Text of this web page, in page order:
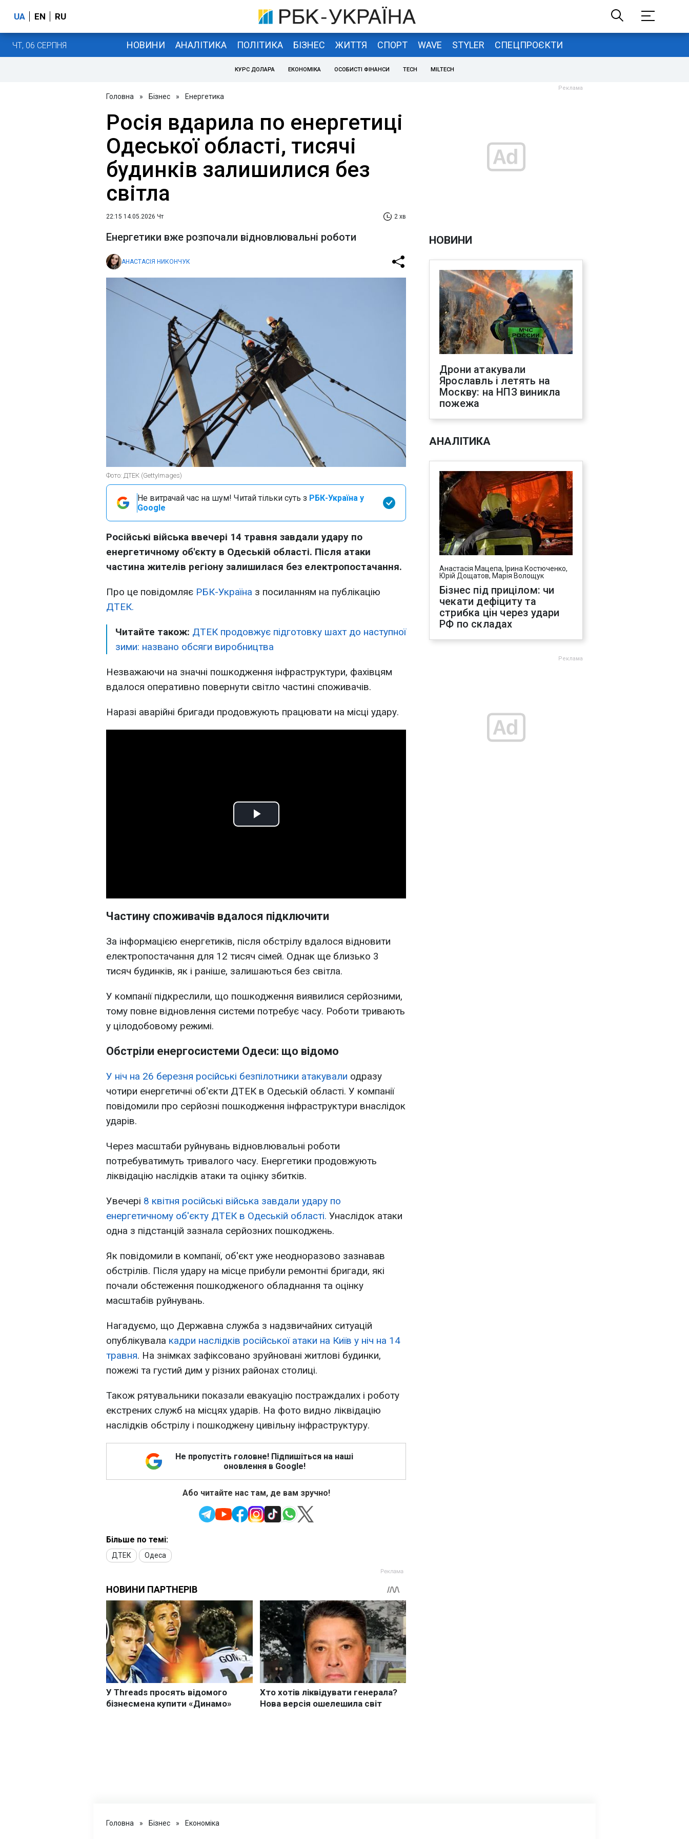
UA EN RU
ЧТ, 06 СЕРПНЯ НОВИНИ АНАЛІТИКА ПОЛІТИКА БІЗНЕС ЖИТТЯ СПОРТ WAVE STYLER СПЕЦПРОЄКТИ
КУРС ДОЛАРА ЕКОНОМІКА ОСОБИСТІ ФІНАНСИ TECH MILTECH
Головна » Бізнес » Енергетика
Росія вдарила по енергетиці
Одеської області, тисячі
будинків залишилися без
світла
22:15 14.05.2026 Чт 2 хв
Енергетики вже розпочали відновлювальні роботи
АНАСТАСІЯ НИКОНЧУК
Фото: ДТЕК (GettyImages)
Не витрачай час на шум! Читай тільки суть з РБК-Україна у
Google
Російські війська ввечері 14 травня завдали удару по
енергетичному об'єкту в Одеській області. Після атаки
частина жителів регіону залишилася без електропостачання.
Про це повідомляє РБК-Україна з посиланням на публікацію
ДТЕК.
Читайте також: ДТЕК продовжує підготовку шахт до наступної
зими: названо обсяги виробництва
Незважаючи на значні пошкодження інфраструктури, фахівцям
вдалося оперативно повернути світло частині споживачів.
Наразі аварійні бригади продовжують працювати на місці удару.
Play
Частину споживачів вдалося підключити
За інформацією енергетиків, після обстрілу вдалося відновити
електропостачання для 12 тисяч сімей. Однак ще близько 3
тисяч будинків, як і раніше, залишаються без світла.
У компанії підкреслили, що пошкодження виявилися серйозними,
тому повне відновлення системи потребує часу. Роботи тривають
у цілодобовому режимі.
Обстріли енергосистеми Одеси: що відомо
У ніч на 26 березня російські безпілотники атакували одразу
чотири енергетичні об'єкти ДТЕК в Одеській області. У компанії
повідомили про серйозні пошкодження інфраструктури внаслідок
ударів.
Через масштаби руйнувань відновлювальні роботи
потребуватимуть тривалого часу. Енергетики продовжують
ліквідацію наслідків атаки та оцінку збитків.
Увечері 8 квітня російські війська завдали удару по
енергетичному об'єкту ДТЕК в Одеській області. Унаслідок атаки
одна з підстанцій зазнала серйозних пошкоджень.
Як повідомили в компанії, об'єкт уже неодноразово зазнавав
обстрілів. Після удару на місце прибули ремонтні бригади, які
почали обстеження пошкодженого обладнання та оцінку
масштабів руйнувань.
Нагадуємо, що Державна служба з надзвичайних ситуацій
опублікувала кадри наслідків російської атаки на Київ у ніч на 14
травня. На знімках зафіксовано зруйновані житлові будинки,
пожежі та густий дим у різних районах столиці.
Також рятувальники показали евакуацію постраждалих і роботу
екстрених служб на місцях ударів. На фото видно ліквідацію
наслідків обстрілу і пошкоджену цивільну інфраструктуру.
Не пропустіть головне! Підпишіться на наші
оновлення в Google!
Або читайте нас там, де вам зручно!
Більше по темі:
ДТЕК Одеса
НОВИНИ
Дрони атакували
Ярославль і летять на
Москву: на НПЗ виникла
пожежа
АНАЛІТИКА
Анастасія Мацепа, Ірина Костюченко,
Юрій Дощатов, Марія Волощук
Бізнес під прицілом: чи
чекати дефіциту та
стрибка цін через удари
РФ по складах
Головна » Бізнес » Економіка